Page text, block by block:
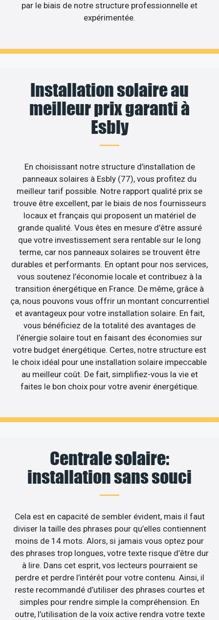
par le biais de notre structure professionnelle et
expérimentée.
Installation solaire au
meilleur prix garanti à
Esbly
En choisissant notre structure d’installation de
panneaux solaires à Esbly (77), vous profitez du
meilleur tarif possible. Notre rapport qualité prix se
trouve être excellent, par le biais de nos fournisseurs
locaux et français qui proposent un matériel de
grande qualité. Vous êtes en mesure d’être assuré
que votre investissement sera rentable sur le long
terme, car nos panneaux solaires se trouvent être
durables et performants. En optant pour nos services,
vous soutenez l’économie locale et contribuez à la
transition énergétique en France. De même, grâce à
ça, nous pouvons vous offrir un montant concurrentiel
et avantageux pour votre installation solaire. En fait,
vous bénéficiez de la totalité des avantages de
l’énergie solaire tout en faisant des économies sur
votre budget énergétique. Certes, notre structure est
le choix idéal pour une installation solaire impeccable
au meilleur coût. De fait, simplifiez-vous la vie et
faites le bon choix pour votre avenir énergétique.
Centrale solaire:
installation sans souci
Cela est en capacité de sembler évident, mais il faut
diviser la taille des phrases pour qu’elles contiennent
moins de 14 mots. Alors, si jamais vous optez pour
des phrases trop longues, votre texte risque d’être dur
à lire. Dans cet esprit, vos lecteurs pourraient se
perdre et perdre l’intérêt pour votre contenu. Ainsi, il
reste recommandé d’utiliser des phrases courtes et
simples pour rendre simple la compréhension. En
outre, l’utilisation de la voix active rendra votre texte